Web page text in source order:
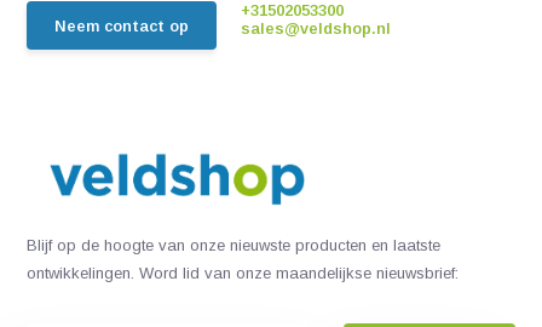
Neem contact op
+31502053300
sales@veldshop.nl
Blijf op de hoogte van onze nieuwste producten en laatste
ontwikkelingen. Word lid van onze maandelijkse nieuwsbrief: